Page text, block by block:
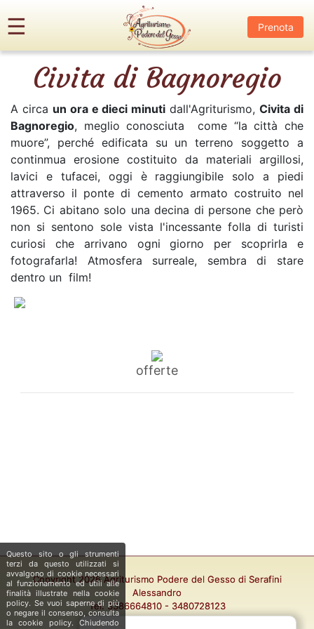
Questo sito o gli strumenti
terzi da questo utilizzati si
avvalgono di cookie necessari
al funzionamento ed utili alle
finalità illustrate nella cookie
policy. Se vuoi saperne di più
o negare il consenso, consulta
la cookie policy. Chiudendo
☰ Prenota
×
HOME
AGRITURISMO
APPARTAMENTI
AREE COMUNI
Civita di Bagnoregio
A circa un ora e dieci minuti dall'Agriturismo, Civita di
Bagnoregio, meglio conosciuta come “la città che
muore”, perché edificata su un terreno soggetto a
continmua erosione costituito da materiali argillosi,
lavici e tufacei, oggi è raggiungibile solo a piedi
attraverso il ponte di cemento armato costruito nel
1965. Ci abitano solo una decina di persone che però
non si sentono sole vista l'incessante folla di turisti
curiosi che arrivano ogni giorno per scoprirla e
fotografarla! Atmosfera surreale, sembra di stare
dentro un film!
offerte
Copyright 2026 Agriturismo Podere del Gesso di Serafini
Alessandro
Tel. 3386664810 - 3480728123
P.IVA 01457250569